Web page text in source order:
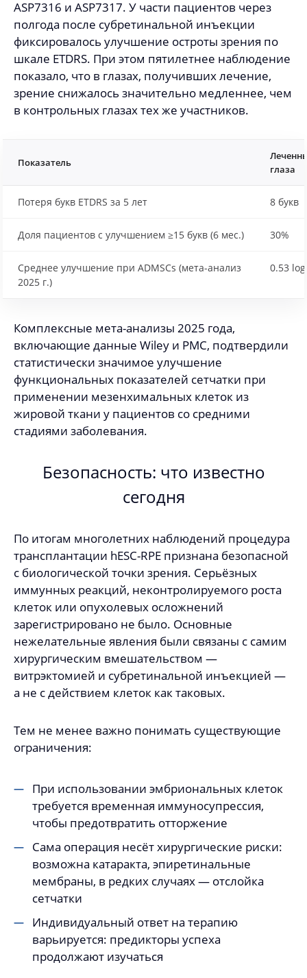
ASP7316 и ASP7317. У части пациентов через
полгода после субретинальной инъекции
фиксировалось улучшение остроты зрения по
шкале ETDRS. При этом пятилетнее наблюдение
показало, что в глазах, получивших лечение,
зрение снижалось значительно медленнее, чем
в контрольных глазах тех же участников.
Показатель
глаза
Потеря букв ETDRS за 5 лет 8 букв
Доля пациентов с улучшением ≥15 букв (6 мес.) 30%
Среднее улучшение при ADMSCs (мета-анализ
2025 г.)
0.53
Комплексные мета-анализы 2025 года,
включающие данные Wiley и PMC, подтвердили
статистически значимое улучшение
функциональных показателей сетчатки при
применении мезенхимальных клеток из
жировой ткани у пациентов со средними
стадиями заболевания.
Безопасность: что известно
сегодня
По итогам многолетних наблюдений процедура
трансплантации hESC-RPE признана безопасной
с биологической точки зрения. Серьёзных
иммунных реакций, неконтролируемого роста
клеток или опухолевых осложнений
зарегистрировано не было. Основные
нежелательные явления были связаны с самим
хирургическим вмешательством —
витрэктомией и субретинальной инъекцией —
а не с действием клеток как таковых.
Тем не менее важно понимать существующие
ограничения:
При использовании эмбриональных клеток
требуется временная иммуносупрессия,
чтобы предотвратить отторжение
Сама операция несёт хирургические риски:
возможна катаракта, эпиретинальные
мембраны, в редких случаях — отслойка
сетчатки
Индивидуальный ответ на терапию
варьируется: предикторы успеха
продолжают изучаться